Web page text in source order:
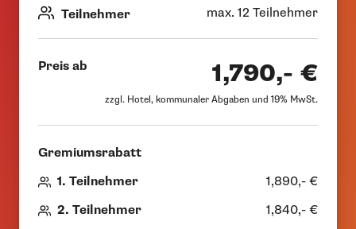
Teilnehmer
max. 12 Teilnehmer
Preis ab 1,790,- €
zzgl. Hotel, kommunaler Abgaben und 19% MwSt.
Gremiumsrabatt
1. Teilnehmer
1,890,- €
2. Teilnehmer
1,840,- €